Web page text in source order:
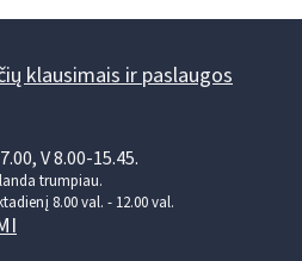
klausimais ir paslaugos
V 8.00-15.45.
trumpiau.
8.00 val. - 12.00 val.